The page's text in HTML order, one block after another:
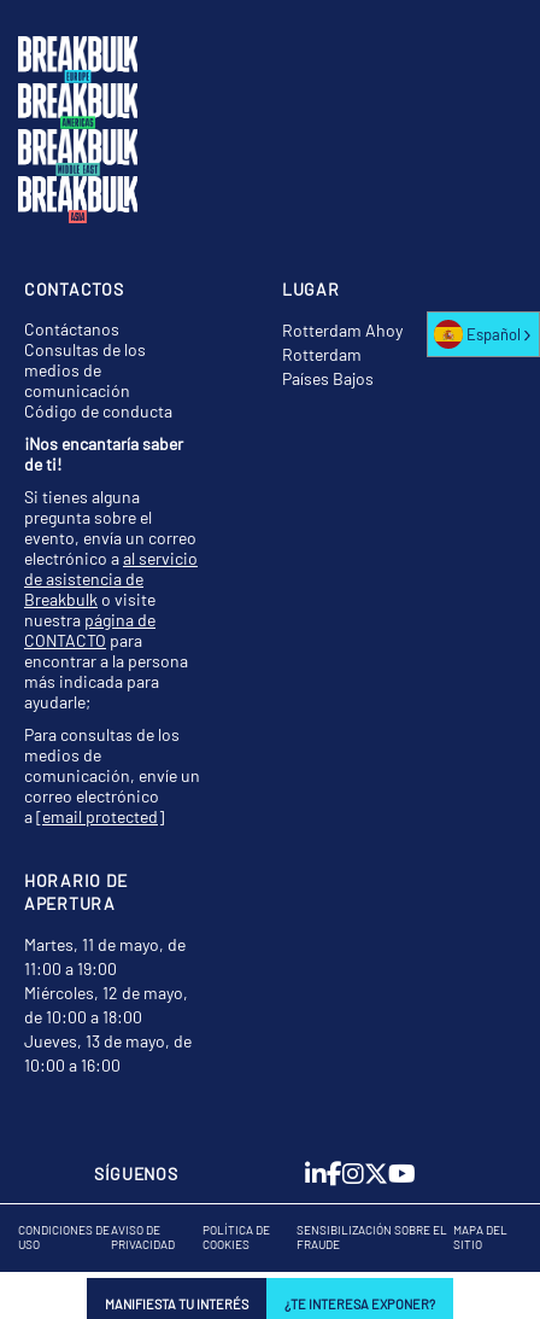
MANIFIESTA TU INTERÉS ¿TE INTERESA EXPONER?
LUGAR
Rotterdam Ahoy
Rotterdam
Países Bajos
HORARIO DE
APERTURA
Martes, 11 de mayo, de
11:00 a 19:00
Miércoles, 12 de mayo,
de 10:00 a 18:00
Jueves, 13 de mayo, de
10:00 a 16:00
CONTACTOS
Contáctanos
Consultas de los
medios de
comunicación
Código de conducta
¡Nos encantaría saber
de ti!
Si tienes alguna
pregunta sobre el
evento, envía un correo
electrónico aal servicio
de asistencia de
Breakbulk o visite
nuestra página de
CONTACTO para
encontrar a la persona
más indicada para
ayudarle;
Para consultas de los
medios de
comunicación, envíe un
correo electrónico
a[email protected]
SÍGUENOS
CONDICIONES DE
USO
AVISO DE
PRIVACIDAD
POLÍTICA DE
COOKIES
SENSIBILIZACIÓN SOBRE EL
FRAUDE
MAPA DEL
SITIO
Español